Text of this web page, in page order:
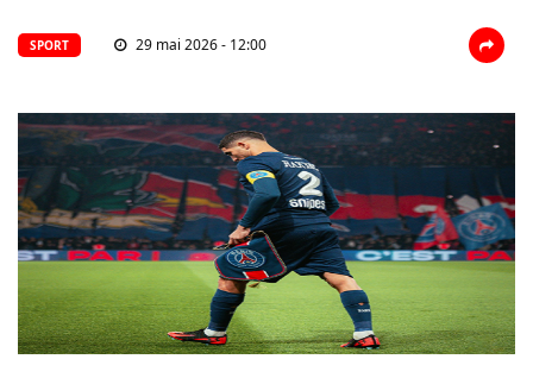
SPORT 29 mai 2026 - 12:00